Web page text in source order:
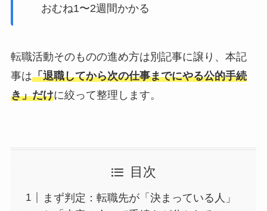
おむね1〜2週間かかる
転職活動そのものの進め方は別記事に譲り、本記
事は「退職してから次の仕事までにやる公的手続
き」だけに絞って整理します。
目次
まず判定：転職先が「決まっている人」